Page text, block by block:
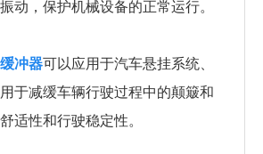
动，保护机械设备的正常运行。
缓冲器可以应用于汽车悬挂系统、
于减缓车辆行驶过程中的颠簸和
适性和行驶稳定性。